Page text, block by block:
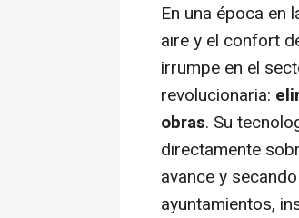
En una época en
aire y el confort
irrumpe en el
revolucionaria:
obras. Su
directamente
avance y
ayuntamientos,